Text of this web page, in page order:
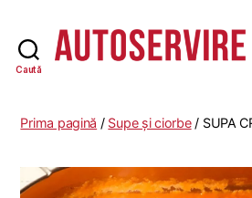
Caută
Prima pagină / Supe și ciorbe/ SUPA